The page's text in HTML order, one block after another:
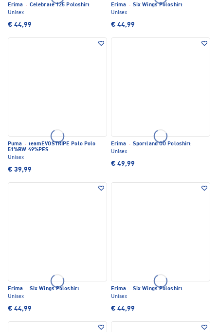
Erima · Celebrate 125 Poloshirt
Unisex
€ 44,99
Erima · Six Wings Poloshirt
Unisex
€ 44,99
Puma · teamEVOSTRIPE Polo Polo
51%BW 49%PES
Unisex
€ 39,99
Erima · Sportland OÖ Poloshirt
Unisex
€ 49,99
Erima · Six Wings Poloshirt
Unisex
€ 44,99
Erima · Six Wings Poloshirt
Unisex
€ 44,99